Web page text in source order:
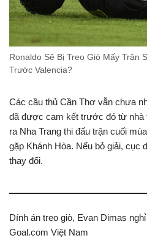
Ronaldo Sẽ Bị Treo Giò Mấy Trận
Trước Valencia?
Các cầu thủ Cần Thơ vẫn chưa
đã được cam kết trước đó từ nhà
ra Nha Trang thi đấu trận cuối
gặp Khánh Hòa. Nếu bỏ giải, cục
thay đổi.
Dính án treo giò, Evan Dimas
Goal.com Việt Nam